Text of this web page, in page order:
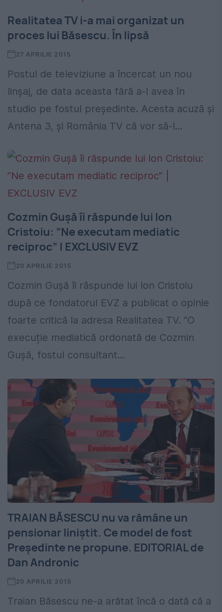
Realitatea TV i-a mai organizat un
proces lui Băsescu. În lipsă
27 APRILIE 2015
Postul de televiziune a încercat un nou
linșaj, de data aceasta fără a-l avea în
studio pe fostul președinte. Acesta acuză și
Antena 3, și România TV că vor să-l...
Cozmin Guşă îi răspunde lui Ion
Cristoiu: ”Ne executam mediatic
reciproc” | EXCLUSIV EVZ
20 APRILIE 2015
Cozmin Guşă îi răspunde lui Ion Cristoiu
după ce fondatorul EVZ a publicat o opinie
foarte critică la adresa Realitatea TV. ”O
execuție mediatică ordonată de Cozmin
Gușă, fostul consultant...
TRAIAN BĂSESCU nu va rămâne un
pensionar liniștit. Ce model de fost
Președinte ne propune. EDITORIAL de
Dan Andronic
20 APRILIE 2015
Traian Băsescu ne-a arătat încă o dată că a